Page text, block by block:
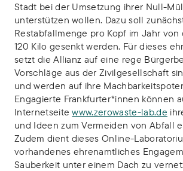
Stadt bei der Umsetzung ihrer Null-
unterstützen wollen. Dazu soll
Restabfallmenge pro Kopf im Jahr
120 Kilo gesenkt werden. Für dieses
setzt die Allianz auf eine rege
Vorschläge aus der Zivilgesellschaft
und werden auf ihre
Engagierte Frankfurter*innen können
Internetseitewww.zerowaste-lab.de
und Ideen zum Vermeiden von Abfall
Zudem dient dieses Online-
vorhandenes ehrenamtliches
Sauberkeit unter einem Dach zu